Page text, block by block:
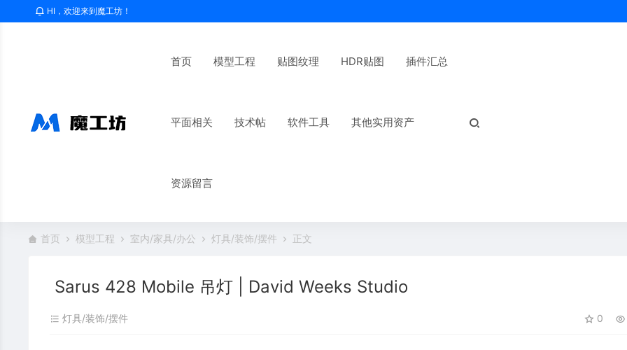
HI，欢迎来到魔工坊！
首页 模型工程 贴图纹理 HDR贴图 插件汇总
平面相关 技术帖 软件工具 其他实用资产
资源留言
首页 模型工程 室内/家具/办公 灯具/装饰/摆件 正文
Sarus 428 Mobile 吊灯 | David Weeks Studio
灯具/装饰/摆件 0